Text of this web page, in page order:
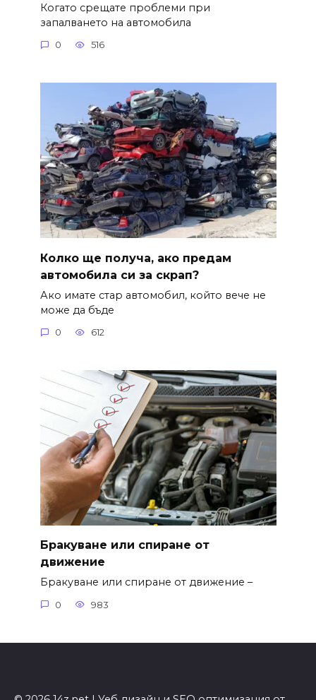
Когато срещате проблеми при
запалването на автомобила
0 516
Колко ще получа, ако предам
автомобила си за скрап?
Ако имате стар автомобил, който вече не
може да бъде
0 612
Бракуване или спиране от
движение
Бракуване или спиране от движение –
0 983